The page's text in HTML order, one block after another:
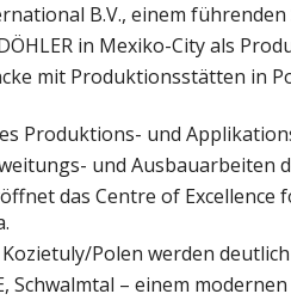
B.V., einem
in Mexiko-City als
mit Produktionsstätten in
Produktions- und
und
das Centre of
Polen werden
Schwalmtal – einem